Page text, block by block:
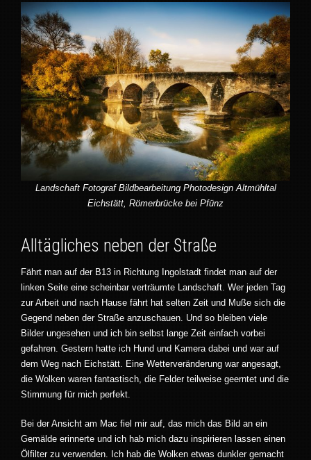
Landschaft Fotograf Bildbearbeitung Photodesign Altmühltal
Eichstätt, Römerbrücke bei Pfünz
Alltägliches neben der Straße
Fährt man auf der B13 in Richtung Ingolstadt findet man auf der
linken Seite eine scheinbar verträumte Landschaft. Wer jeden Tag
zur Arbeit und nach Hause fährt hat selten Zeit und Muße sich die
Gegend neben der Straße anzuschauen. Und so bleiben viele
Bilder ungesehen und ich bin selbst lange Zeit einfach vorbei
gefahren. Gestern hatte ich Hund und Kamera dabei und war auf
dem Weg nach Eichstätt. Eine Wetterveränderung war angesagt,
die Wolken waren fantastisch, die Felder teilweise geerntet und die
Stimmung für mich perfekt.
Bei der Ansicht am Mac fiel mir auf, das mich das Bild an ein
Gemälde erinnerte und ich hab mich dazu inspirieren lassen einen
Ölfilter zu verwenden. Ich hab die Wolken etwas dunkler gemacht